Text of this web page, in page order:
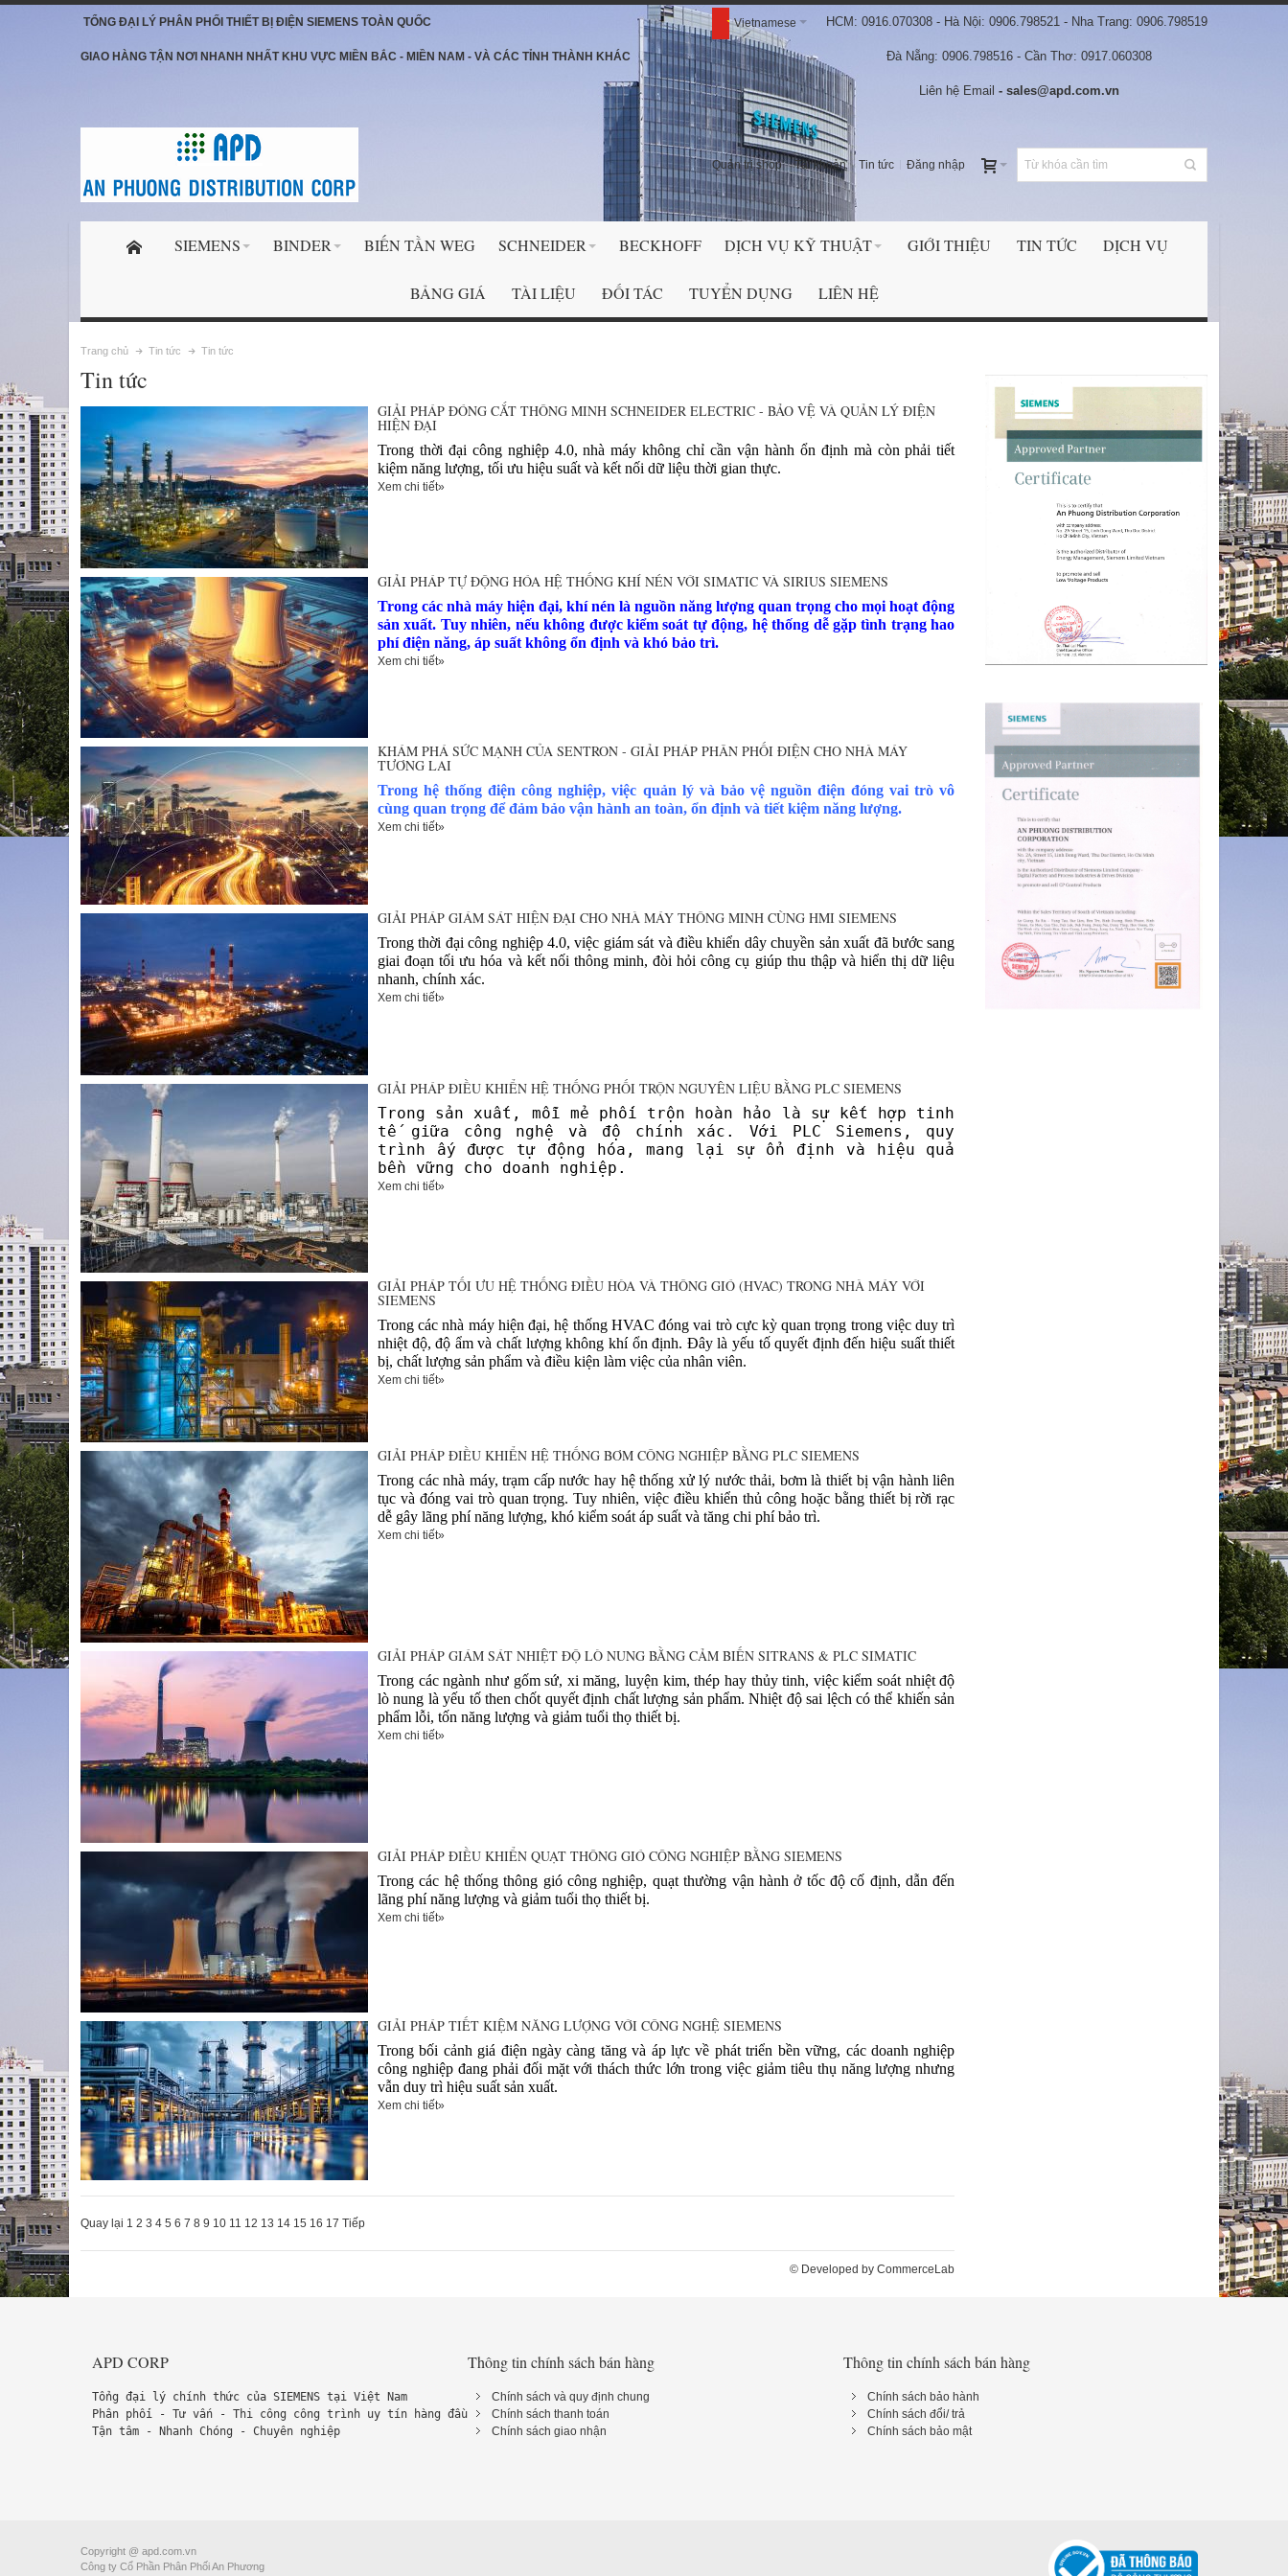
TỔNG ĐẠI LÝ PHÂN PHỐI THIẾT BỊ ĐIỆN SIEMENS TOÀN QUỐC
GIAO HÀNG TẬN NƠI NHANH NHẤT KHU VỰC MIỀN BẮC - MIỀN NAM - VÀ CÁC TỈNH THÀNH KHÁC
HCM: 0916.070308 - Hà Nội: 0906.798521 - Nha Trang: 0906.798519
Đà Nẵng: 0906.798516 - Cần Thơ: 0917.060308
Liên hệ Email - sales@apd.com.vn
Vietnamese
Quản trị shop Tài khoản Tin tức Đăng nhập
SIEMENS BINDER BIẾN TẦN WEG SCHNEIDER BECKHOFF DỊCH VỤ KỸ THUẬT GIỚI THIỆU TIN TỨC DỊCH VỤ
BẢNG GIÁ TÀI LIỆU ĐỐI TÁC TUYỂN DỤNG LIÊN HỆ
Trang chủ Tin tức Tin tức
Tin tức
GIẢI PHÁP ĐÓNG CẮT THÔNG MINH SCHNEIDER ELECTRIC - BẢO VỆ VÀ QUẢN LÝ ĐIỆN
HIỆN ĐẠI
Trong thời đại công nghiệp 4.0, nhà máy không chỉ cần vận hành ổn định mà còn phải tiết
kiệm năng lượng, tối ưu hiệu suất và kết nối dữ liệu thời gian thực.
Xem chi tiết»
GIẢI PHÁP TỰ ĐỘNG HÓA HỆ THỐNG KHÍ NÉN VỚI SIMATIC VÀ SIRIUS SIEMENS
Trong các nhà máy hiện đại, khí nén là nguồn năng lượng quan trọng cho mọi hoạt động
sản xuất. Tuy nhiên, nếu không được kiểm soát tự động, hệ thống dễ gặp tình trạng hao
phí điện năng, áp suất không ổn định và khó bảo trì.
Xem chi tiết»
KHÁM PHÁ SỨC MẠNH CỦA SENTRON - GIẢI PHÁP PHÂN PHỐI ĐIỆN CHO NHÀ MÁY
TƯƠNG LAI
Trong hệ thống điện công nghiệp, việc quản lý và bảo vệ nguồn điện đóng vai trò vô
cùng quan trọng để đảm bảo vận hành an toàn, ổn định và tiết kiệm năng lượng.
Xem chi tiết»
GIẢI PHÁP GIÁM SÁT HIỆN ĐẠI CHO NHÀ MÁY THÔNG MINH CÙNG HMI SIEMENS
Trong thời đại công nghiệp 4.0, việc giám sát và điều khiển dây chuyền sản xuất đã bước sang
giai đoạn tối ưu hóa và kết nối thông minh, đòi hỏi công cụ giúp thu thập và hiển thị dữ liệu
nhanh, chính xác.
Xem chi tiết»
GIẢI PHÁP ĐIỀU KHIỂN HỆ THỐNG PHỐI TRỘN NGUYÊN LIỆU BẰNG PLC SIEMENS
Trong sản xuất, mỗi mẻ phối trộn hoàn hảo là sự kết hợp tinh
tế giữa công nghệ và độ chính xác. Với PLC Siemens, quy
trình ấy được tự động hóa, mang lại sự ổn định và hiệu quả
bền vững cho doanh nghiệp.
Xem chi tiết»
GIẢI PHÁP TỐI ƯU HỆ THỐNG ĐIỀU HÒA VÀ THÔNG GIÓ (HVAC) TRONG NHÀ MÁY VỚI
SIEMENS
Trong các nhà máy hiện đại, hệ thống HVAC đóng vai trò cực kỳ quan trọng trong việc duy trì
nhiệt độ, độ ẩm và chất lượng không khí ổn định. Đây là yếu tố quyết định đến hiệu suất thiết
bị, chất lượng sản phẩm và điều kiện làm việc của nhân viên.
Xem chi tiết»
GIẢI PHÁP ĐIỀU KHIỂN HỆ THỐNG BƠM CÔNG NGHIỆP BẰNG PLC SIEMENS
Trong các nhà máy, trạm cấp nước hay hệ thống xử lý nước thải, bơm là thiết bị vận hành liên
tục và đóng vai trò quan trọng. Tuy nhiên, việc điều khiển thủ công hoặc bằng thiết bị rời rạc
dễ gây lãng phí năng lượng, khó kiểm soát áp suất và tăng chi phí bảo trì.
Xem chi tiết»
GIẢI PHÁP GIÁM SÁT NHIỆT ĐỘ LÒ NUNG BẰNG CẢM BIẾN SITRANS & PLC SIMATIC
Trong các ngành như gốm sứ, xi măng, luyện kim, thép hay thủy tinh, việc kiểm soát nhiệt độ
lò nung là yếu tố then chốt quyết định chất lượng sản phẩm. Nhiệt độ sai lệch có thể khiến sản
phẩm lỗi, tốn năng lượng và giảm tuổi thọ thiết bị.
Xem chi tiết»
GIẢI PHÁP ĐIỀU KHIỂN QUẠT THÔNG GIÓ CÔNG NGHIỆP BẰNG SIEMENS
Trong các hệ thống thông gió công nghiệp, quạt thường vận hành ở tốc độ cố định, dẫn đến
lãng phí năng lượng và giảm tuổi thọ thiết bị.
Xem chi tiết»
GIẢI PHÁP TIẾT KIỆM NĂNG LƯỢNG VỚI CÔNG NGHỆ SIEMENS
Trong bối cảnh giá điện ngày càng tăng và áp lực về phát triển bền vững, các doanh nghiệp
công nghiệp đang phải đối mặt với thách thức lớn trong việc giảm tiêu thụ năng lượng nhưng
vẫn duy trì hiệu suất sản xuất.
Xem chi tiết»
Quay lại 1 2 3 4 5 6 7 8 9 10 11 12 13 14 15 16 17 Tiếp
© Developed byCommerceLab
APD CORP
Tổng đại lý chính thức của SIEMENS tại Việt Nam
Phân phối - Tư vấn - Thi công công trình uy tín hàng đầu
Tận tâm - Nhanh Chóng - Chuyên nghiệp
Thông tin chính sách bán hàng
Chính sách và quy định chung
Chính sách thanh toán
Chính sách giao nhận
Thông tin chính sách bán hàng
Chính sách bảo hành
Chính sách đổi/ trả
Chính sách bảo mật
Copyright @ apd.com.vn
Công ty Cổ Phần Phân Phối An Phương